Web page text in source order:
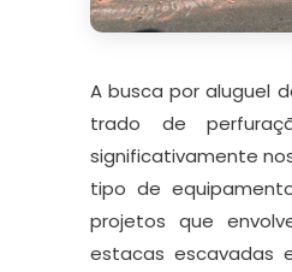
A busca por aluguel
trado de
significativamente
tipo de
projetos que
estacas escavadas